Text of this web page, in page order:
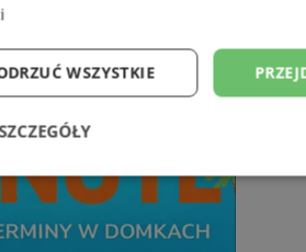
WSZYSTKIE
Wydajność